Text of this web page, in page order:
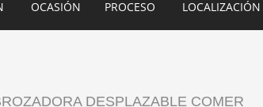
OCASIÓN PROCESO LOCALIZACIÓN
DESPLAZABLE COMER